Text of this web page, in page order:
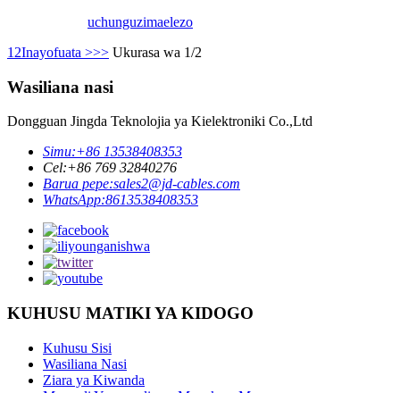
uchunguzimaelezo
1 2Inayofuata >>> Ukurasa wa 1/2
Wasiliana nasi
Dongguan Jingda Teknolojia ya Kielektroniki Co.,Ltd
Simu:+86 13538408353
Cel:+86 769 32840276
Barua pepe:sales2@jd-cables.com
WhatsApp:8613538408353
KUHUSU MATIKI YA KIDOGO
Kuhusu Sisi
Wasiliana Nasi
Ziara ya Kiwanda